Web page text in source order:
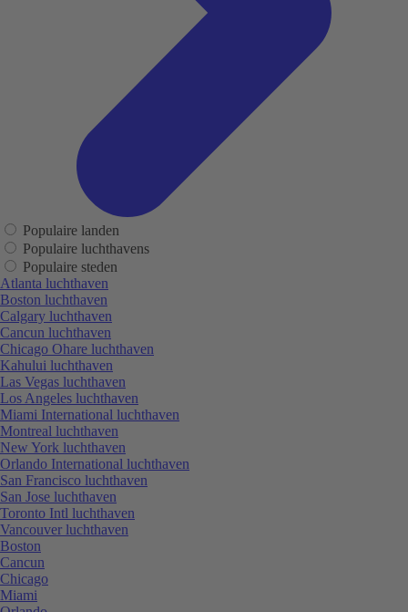
Populaire landen
Populaire luchthavens
Populaire steden
Atlanta luchthaven
Boston luchthaven
Calgary luchthaven
Cancun luchthaven
Chicago Ohare luchthaven
Kahului luchthaven
Las Vegas luchthaven
Los Angeles luchthaven
Miami International luchthaven
Montreal luchthaven
New York luchthaven
Orlando International luchthaven
San Francisco luchthaven
San Jose luchthaven
Toronto Intl luchthaven
Vancouver luchthaven
Boston
Cancun
Chicago
Miami